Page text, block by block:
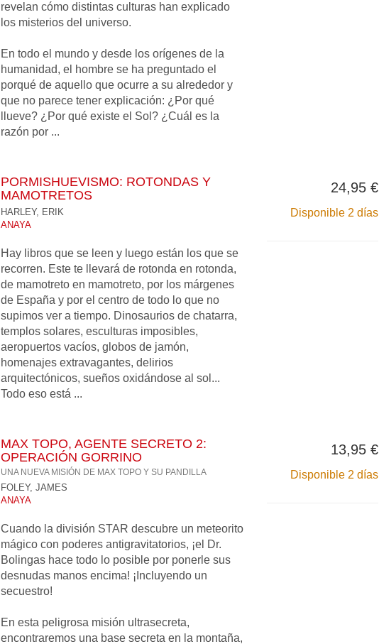
revelan cómo distintas culturas han explicado
los misterios del universo.
En todo el mundo y desde los orígenes de la
humanidad, el hombre se ha preguntado el
porqué de aquello que ocurre a su alrededor y
que no parece tener explicación: ¿Por qué
llueve? ¿Por qué existe el Sol? ¿Cuál es la
razón por ...
PORMISHUEVISMO: ROTONDAS Y
MAMOTRETOS
HARLEY, ERIK
ANAYA
Hay libros que se leen y luego están los que se
recorren. Este te llevará de rotonda en rotonda,
de mamotreto en mamotreto, por los márgenes
de España y por el centro de todo lo que no
supimos ver a tiempo. Dinosaurios de chatarra,
templos solares, esculturas imposibles,
aeropuertos vacíos, globos de jamón,
homenajes extravagantes, delirios
arquitectónicos, sueños oxidándose al sol...
Todo eso está ...
24,95 €
Disponible 2 días
MAX TOPO, AGENTE SECRETO 2:
OPERACIÓN GORRINO
UNA NUEVA MISIÓN DE MAX TOPO Y SU PANDILLA
FOLEY, JAMES
ANAYA
Cuando la división STAR descubre un meteorito
mágico con poderes antigravitatorios, ¡el Dr.
Bolingas hace todo lo posible por ponerle sus
desnudas manos encima! ¡Incluyendo un
secuestro!
En esta peligrosa misión ultrasecreta,
encontraremos una base secreta en la montaña,
13,95 €
Disponible 2 días